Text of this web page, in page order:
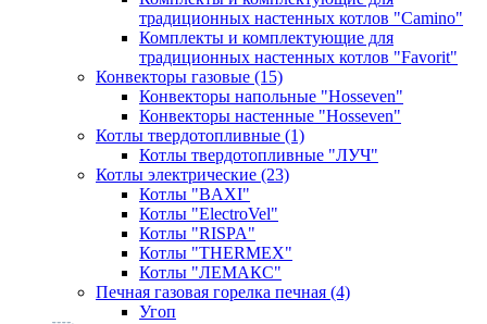
традиционных настенных котлов "Camino"
Комплекты и комплектующие для
традиционных настенных котлов "Favorit"
Конвекторы газовые (15)
Конвекторы напольные "Hosseven"
Конвекторы настенные "Hosseven"
Котлы твердотопливные (1)
Котлы твердотопливные "ЛУЧ"
Котлы электрические (23)
Котлы "BAXI"
Котлы "ElectroVel"
Котлы "RISPA"
Котлы "THERMEX"
Котлы "ЛЕМАКС"
Печная газовая горелка печная (4)
Угоп